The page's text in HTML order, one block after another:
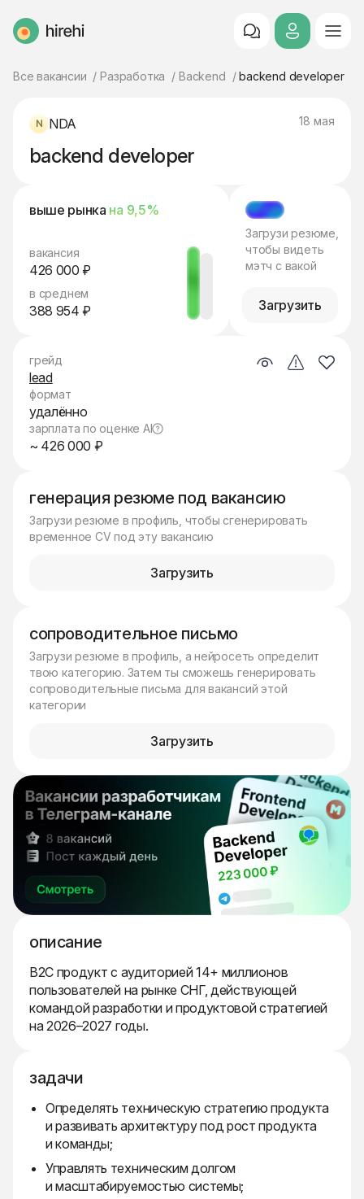
HireHi
Все вакансии Разработка Backend backend developer
NDA 18 мая
backend developer
выше рынка на 9,5%
вакансия
426 000 ₽
в среднем
388 954 ₽
МЭТЧ
Загрузи резюме,
чтобы видеть
мэтч с вакой
Загрузить
генерация резюме под вакансию
Загрузи резюме в профиль, чтобы сгенерировать
временное CV под эту вакансию
Загрузить
сопроводительное письмо
Загрузи резюме в профиль, а нейросеть определит
твою категорию. Затем ты сможешь генерировать
сопроводительные письма для вакансий этой
категории
Загрузить
описание
B2C продукт с аудиторией 14+ миллионов
пользователей на рынке СНГ, действующей
командой разработки и продуктовой стратегией
на 2026–2027 годы.
задачи
Определять техническую стратегию продукта
и развивать архитектуру под рост продукта
и команды;
Управлять техническим долгом
и масштабируемостью системы;
грейд
lead
формат
удалённо
зарплата по оценке AI
~ 426 000 ₽